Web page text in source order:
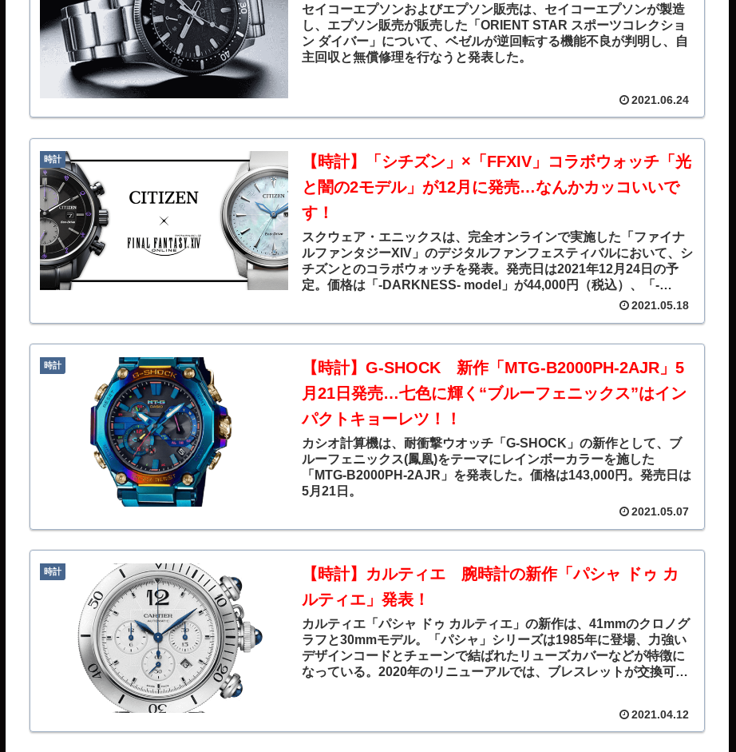
セイコーエプソンおよびエプソン販売は、セイコーエプソンが製造
し、エプソン販売が販売した「ORIENT STAR スポーツコレクショ
ン ダイバー」について、ベゼルが逆回転する機能不良が判明し、自
主回収と無償修理を行なうと発表した。
2021.06.24
時計
【時計】「シチズン」×「FFXIV」コラボウォッチ「光
と闇の2モデル」が12月に発売…なんかカッコいいで
す！
スクウェア・エニックスは、完全オンラインで実施した「ファイナ
ルファンタジーXIV」のデジタルファンフェスティバルにおいて、シ
チズンとのコラボウォッチを発表。発売日は2021年12月24日の予
定。価格は「-DARKNESS- model」が44,000円（税込）、「-
LIGHT- model」が38,500円（税込）。5月17日から6月30日まで予
2021.05.18
時計
【時計】G-SHOCK 新作「MTG-B2000PH-2AJR」5
月21日発売…七色に輝く“ブルーフェニックス”はイン
パクトキョーレツ！！
カシオ計算機は、耐衝撃ウオッチ「G-SHOCK」の新作として、ブ
ルーフェニックス(鳳凰)をテーマにレインボーカラーを施した
「MTG-B2000PH-2AJR」を発表した。価格は143,000円。発売日は
5月21日。
2021.05.07
時計
【時計】カルティエ 腕時計の新作「パシャ ドゥ カ
ルティエ」発表！
カルティエ「パシャ ドゥ カルティエ」の新作は、41mmのクロノグ
ラフと30mmモデル。「パシャ」シリーズは1985年に登場、力強い
デザインコードとチェーンで結ばれたリューズカバーなどが特徴に
なっている。2020年のリニューアルでは、ブレスレットが交換可能
2021.04.12